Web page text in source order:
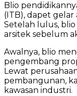
Blio
(ITB), dapet gelar
Setelah lulus,
arsitek sebelum
Awalnya, blio
pengembang
Lewat
pembangunan,
kawasan industri.